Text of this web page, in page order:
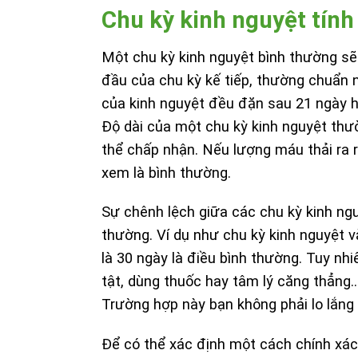
Chu kỳ kinh nguyệt
Một chu kỳ kinh nguyệt bình thường
đầu của chu kỳ kế tiếp, thường chuẩn
của kinh nguyệt đều đặn sau 21 ngày
Độ dài của một chu kỳ kinh nguyệt
thể chấp nhận. Nếu lượng máu thải
xem là bình thường.
Sự chênh lệch giữa các chu kỳ kinh
thường. Ví dụ như chu kỳ kinh nguyệt
là 30 ngày là điều bình thường. Tuy
tật, dùng thuốc hay tâm lý căng
Trường hợp này bạn không phải lo
Để có thể xác định một cách chính